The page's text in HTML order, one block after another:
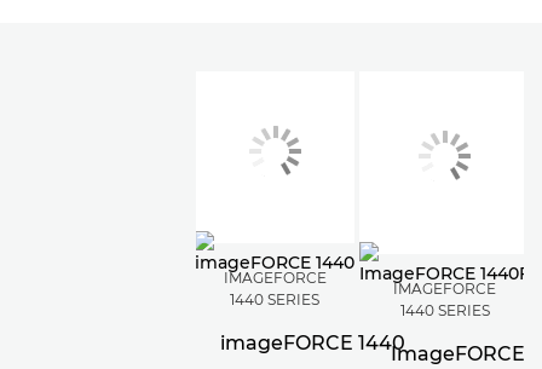
IMAGEFORCE
1440 SERIES
imageFORCE 1440
IMAGEFORCE
1440 SERIES
ImageFORCE